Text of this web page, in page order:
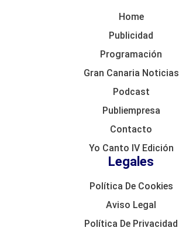
Home
Publicidad
Programación
Gran Canaria Noticias
Podcast
Publiempresa
Contacto
Yo Canto IV Edición
Legales
Política De Cookies
Aviso Legal
Política De Privacidad